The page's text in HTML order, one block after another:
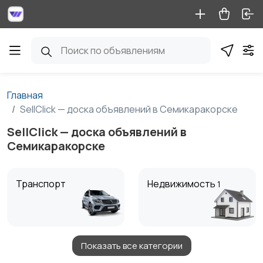
Главная
SellClick — доска объявлений в Семикаракорске
SellClick — доска объявлений в
Семикаракорске
Транспорт Недвижимость 1
Детские товары Услуги1
Показать все категории